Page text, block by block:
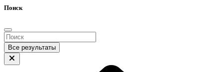
Поиск
Все результаты